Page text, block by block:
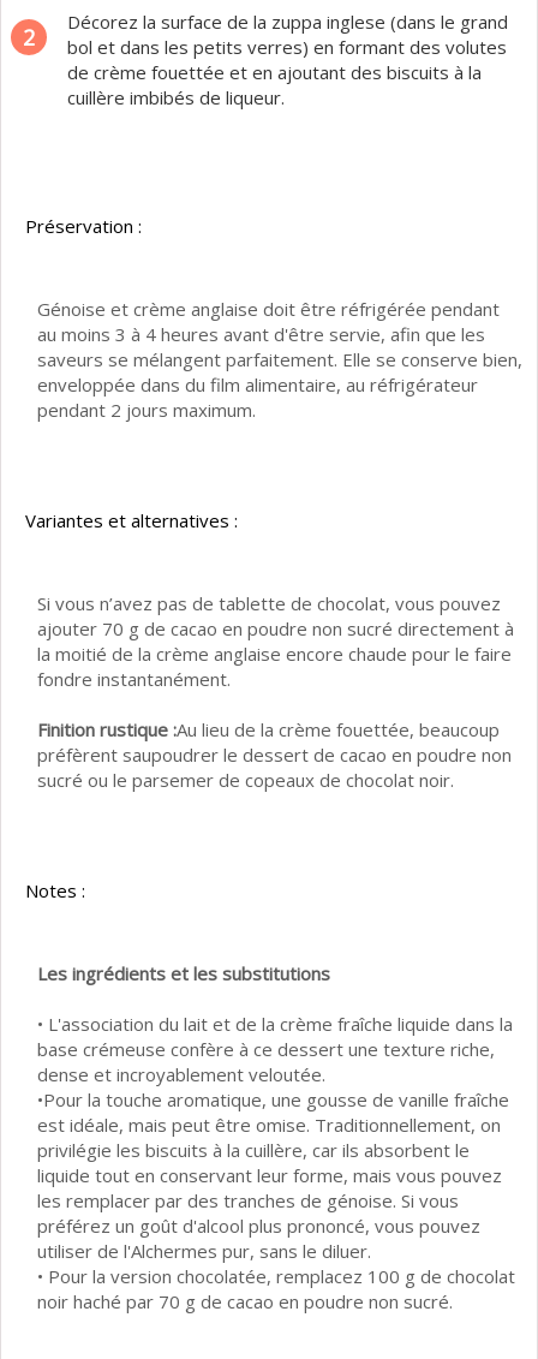
2
Décorez la surface de la zuppa inglese (dans le grand
bol et dans les petits verres) en formant des volutes
de crème fouettée et en ajoutant des biscuits à la
cuillère imbibés de liqueur.
Préservation :
Génoise et crème anglaise doit être réfrigérée pendant
au moins 3 à 4 heures avant d'être servie, afin que les
saveurs se mélangent parfaitement. Elle se conserve bien,
enveloppée dans du film alimentaire, au réfrigérateur
pendant 2 jours maximum.
Variantes et alternatives :
Si vous n’avez pas de tablette de chocolat, vous pouvez
ajouter 70 g de cacao en poudre non sucré directement à
la moitié de la crème anglaise encore chaude pour le faire
fondre instantanément.
Finition rustique :Au lieu de la crème fouettée, beaucoup
préfèrent saupoudrer le dessert de cacao en poudre non
sucré ou le parsemer de copeaux de chocolat noir.
Notes :
Les ingrédients et les substitutions
• L'association du lait et de la crème fraîche liquide dans la
base crémeuse confère à ce dessert une texture riche,
dense et incroyablement veloutée.
•Pour la touche aromatique, une gousse de vanille fraîche
est idéale, mais peut être omise. Traditionnellement, on
privilégie les biscuits à la cuillère, car ils absorbent le
liquide tout en conservant leur forme, mais vous pouvez
les remplacer par des tranches de génoise. Si vous
préférez un goût d'alcool plus prononcé, vous pouvez
utiliser de l'Alchermes pur, sans le diluer.
• Pour la version chocolatée, remplacez 100 g de chocolat
noir haché par 70 g de cacao en poudre non sucré.